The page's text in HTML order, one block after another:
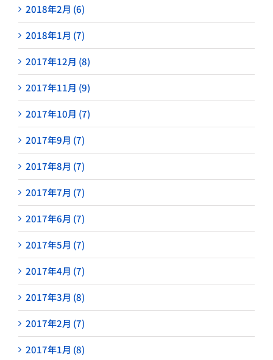
2018年2月 (6)
2018年1月 (7)
2017年12月 (8)
2017年11月 (9)
2017年10月 (7)
2017年9月 (7)
2017年8月 (7)
2017年7月 (7)
2017年6月 (7)
2017年5月 (7)
2017年4月 (7)
2017年3月 (8)
2017年2月 (7)
2017年1月 (8)